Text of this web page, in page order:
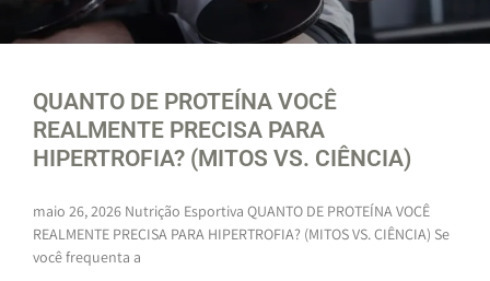
QUANTO DE PROTEÍNA VOCÊ
REALMENTE PRECISA PARA
HIPERTROFIA? (MITOS VS. CIÊNCIA)
maio 26, 2026 Nutrição Esportiva QUANTO DE PROTEÍNA VOCÊ
REALMENTE PRECISA PARA HIPERTROFIA? (MITOS VS. CIÊNCIA) Se
você frequenta a